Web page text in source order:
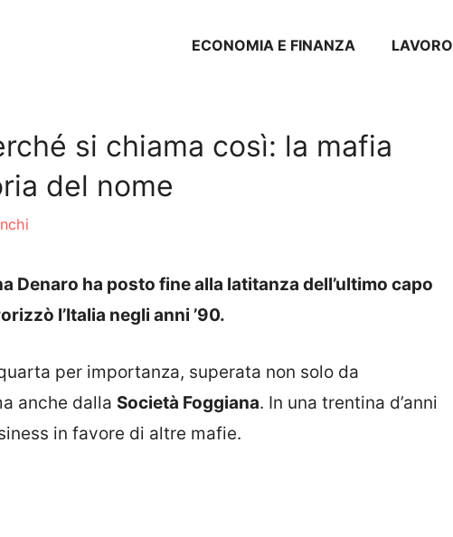
ECONOMIA E FINANZA LAVORO
si chiama così: la mafia
del nome
Denaro ha posto fine alla latitanza dell’ultimo capo
l’Italia negli anni ’90.
per importanza, superata non solo da
anche dalla Società Foggiana. In una trentina d’anni
in favore di altre mafie.